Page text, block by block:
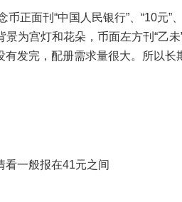
正面刊“中国人民银行”、“10元”
为宫灯和花朵，币面左方刊“乙未”
发完，配册需求量很大。所以长
一般报在41元之间